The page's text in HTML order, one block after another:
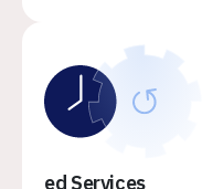
ed Services